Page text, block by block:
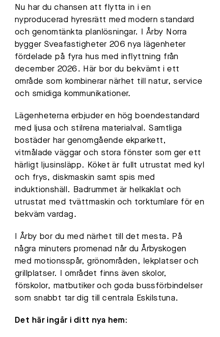
Nu har du chansen att flytta in i en
nyproducerad hyresrätt med modern standard
och genomtänkta planlösningar. I Årby Norra
bygger Sveafastigheter 206 nya lägenheter
fördelade på fyra hus med inflyttning från
december 2026. Här bor du bekvämt i ett
område som kombinerar närhet till natur, service
och smidiga kommunikationer.
Lägenheterna erbjuder en hög boendestandard
med ljusa och stilrena materialval. Samtliga
bostäder har genomgående ekparkett,
vitmålade väggar och stora fönster som ger ett
härligt ljusinsläpp. Köket är fullt utrustat med kyl
och frys, diskmaskin samt spis med
induktionshäll. Badrummet är helkaklat och
utrustat med tvättmaskin och torktumlare för en
bekväm vardag.
I Årby bor du med närhet till det mesta. På
några minuters promenad når du Årbyskogen
med motionsspår, grönområden, lekplatser och
grillplatser. I området finns även skolor,
förskolor, matbutiker och goda bussförbindelser
som snabbt tar dig till centrala Eskilstuna.
Det här ingår i ditt nya hem: